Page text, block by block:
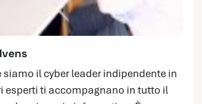
il cyber leader indipendente in
esperti ti accompagnano in tutto il